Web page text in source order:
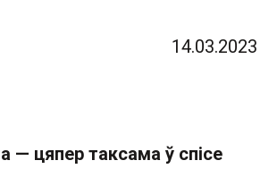
14.03.2023
— цяпер таксама ў спісе